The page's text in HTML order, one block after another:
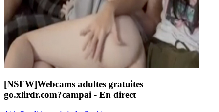
[NSFW]Webcams adultes gratuites
go.xlirdr.com?campai - En direct